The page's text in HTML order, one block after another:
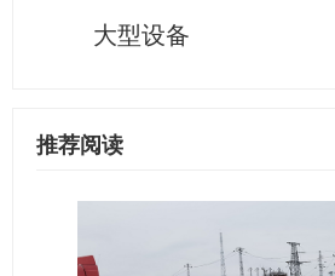
大型设备
推荐阅读